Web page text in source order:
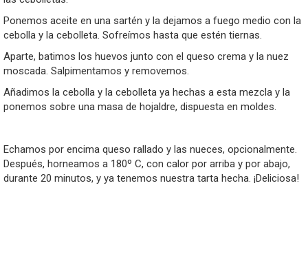
Ponemos aceite en una sartén y la dejamos a fuego medio con la
cebolla y la cebolleta. Sofreímos hasta que estén tiernas.
Aparte, batimos los huevos junto con el queso crema y la nuez
moscada. Salpimentamos y removemos.
Añadimos la cebolla y la cebolleta ya hechas a esta mezcla y la
ponemos sobre una masa de hojaldre, dispuesta en moldes.
Echamos por encima queso rallado y las nueces, opcionalmente.
Después, horneamos a 180º C, con calor por arriba y por abajo,
durante 20 minutos, y ya tenemos nuestra tarta hecha. ¡Deliciosa!